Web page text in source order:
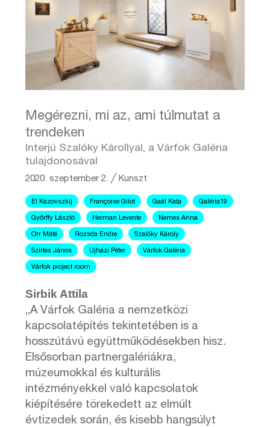
Megérezni, mi az, ami túlmutat a
trendeken
Interjú Szalóky Károllyal, a Várfok Galéria
tulajdonosával
2020. szeptember 2. ╱ Kunszt
El Kazovszkij Françoise Gilot Gaál Kata Galéria19
Győrffy László Herman Levente Nemes Anna
Orr Máté Rozsda Endre Szalóky Károly
Szirtes János Ujházi Péter Várfok Galéria
Várfok project room
Sirbik Attila
„A Várfok Galéria a nemzetközi
kapcsolatépítés tekintetében is a
hosszútávú együttműködésekben hisz.
Elsősorban partnergalériákra,
múzeumokkal és kulturális
intézményekkel való kapcsolatok
kiépítésére törekedett az elmúlt
évtizedek során, és kisebb hangsúlyt